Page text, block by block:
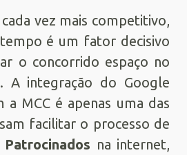
vez mais competitivo,
é um fator decisivo
o concorrido espaço no
A integração do Google
a MCC é apenas uma das
facilitar o processo de
Patrocinados na internet,